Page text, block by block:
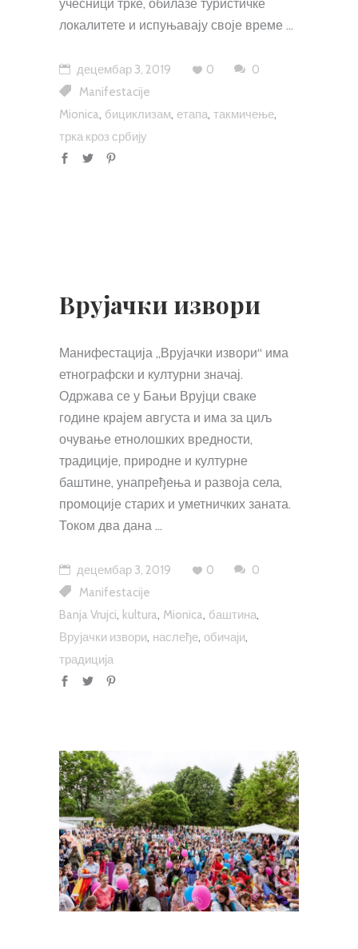
учесници трке, обилазе туристичке
локалитете и испуњавају своје време
децембар 3, 2019 0
0
Manifestacije
Mionica, бициклизам, етапа, такмичење,
трка кроз србију
Врујачки извори
Манифестација „Врујачки извори“ има
етнографски и културни значај.
Одржава се у Бањи Врујци сваке
године крајем августа и има за циљ
очување етнолошких вредности,
традиције, природне и културне
баштине, унапређења и развоја села,
промоције старих и уметничких заната.
Током два дана
децембар 3, 2019 0
0
Manifestacije
Banja Vrujci, kultura, Mionica, баштина,
Врујачки извори, наслеђе, обичаји,
традиција